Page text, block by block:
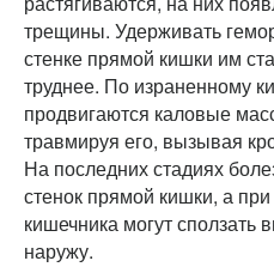
трещины. Удерживать
стенке прямой кишки им
труднее. По израненному
продвигаются каловые
травмируя его, вызывая
На последних стадиях
стенок прямой кишки, а
кишечника могут сползать
наружу.